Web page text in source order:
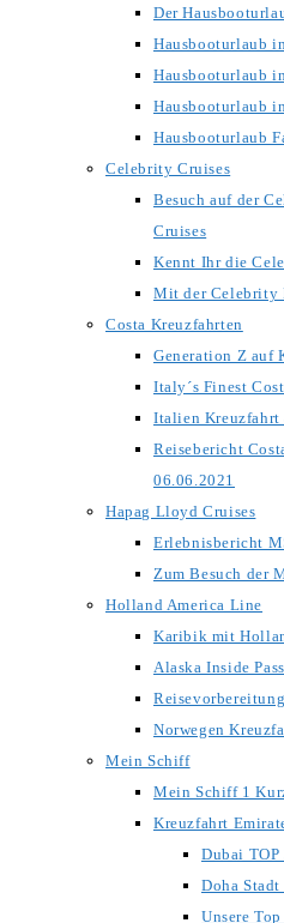
Der
Hausbooturlaub
Hausbooturlaub
Hausbooturlaub
Hausbooturlaub
Celebrity Cruises
Besuch auf der
Cruises
Kennt Ihr die
Mit der
Costa Kreuzfahrten
Generation Z auf
Italy´s Finest
Italien Kreuzfahrt
Reisebericht
06.06.2021
Hapag Lloyd Cruises
Erlebnisbericht
Zum Besuch der
Holland America Line
Karibik mit
Alaska Inside
Norwegen
Mein Schiff
Mein Schiff 1
Kreuzfahrt
Dubai
Doha
Unsere